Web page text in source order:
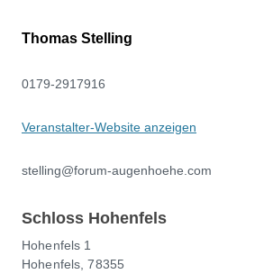
Thomas Stelling
0179-2917916
Veranstalter-Website anzeigen
stelling@forum-augenhoehe.com
Schloss Hohenfels
Hohenfels 1
Hohenfels 78355